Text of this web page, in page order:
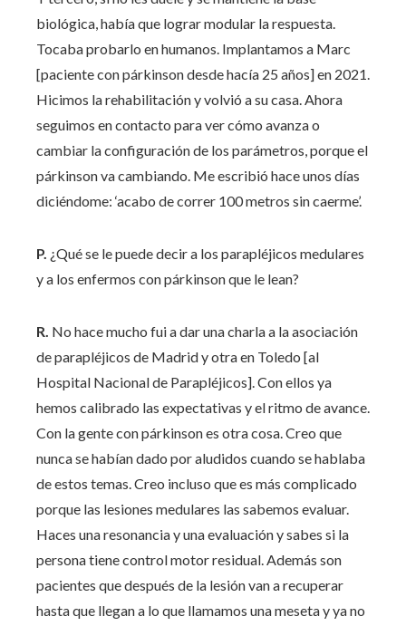
biológica, había que lograr modular la respuesta.
Tocaba probarlo en humanos. Implantamos a Marc
[paciente con párkinson desde hacía 25 años] en 2021.
Hicimos la rehabilitación y volvió a su casa. Ahora
seguimos en contacto para ver cómo avanza o
cambiar la configuración de los parámetros, porque el
párkinson va cambiando. Me escribió hace unos días
diciéndome: ‘acabo de correr 100 metros sin caerme’.
P. ¿Qué se le puede decir a los parapléjicos medulares
y a los enfermos con párkinson que le lean?
R. No hace mucho fui a dar una charla a la asociación
de parapléjicos de Madrid y otra en Toledo [al
Hospital Nacional de Parapléjicos]. Con ellos ya
hemos calibrado las expectativas y el ritmo de avance.
Con la gente con párkinson es otra cosa. Creo que
nunca se habían dado por aludidos cuando se hablaba
de estos temas. Creo incluso que es más complicado
porque las lesiones medulares las sabemos evaluar.
Haces una resonancia y una evaluación y sabes si la
persona tiene control motor residual. Además son
pacientes que después de la lesión van a recuperar
hasta que llegan a lo que llamamos una meseta y ya no